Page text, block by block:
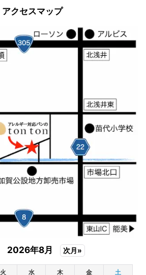
アクセスマップ
2026年8月 次月»
火 水 木 金 土